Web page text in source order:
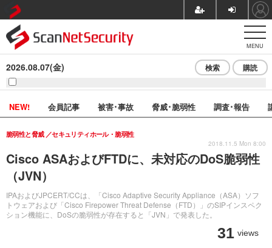
MENU
2026.08.07(金) 検索 購読
NEW! 会員記事 被害･事故 脅威･脆弱性 調査･報告
Cisco ASAおよびFTDに、未対応のDoS脆弱性
（JVN）
IPAおよびJPCERT/CCは、「Cisco Adaptive Security Appliance（ASA）ソフ
トウェアおよび「Cisco Firepower Threat Defense（FTD）」のSIPインスペク
ション機能に、DoSの脆弱性が存在すると「JVN」で発表した。
脆弱性と脅威 セキュリティホール・脆弱性
31 views
2018.11.5 Mon 8:00